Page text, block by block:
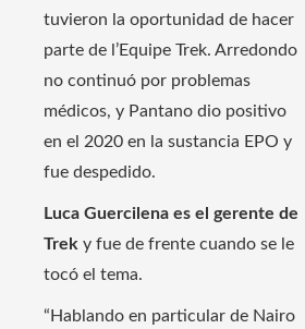
tuvieron la oportunidad de hacer
parte de l’Equipe Trek. Arredondo
no continuó por problemas
médicos, y Pantano dio positivo
en el 2020 en la sustancia EPO y
fue despedido.
Luca Guercilena es el gerente de
Trek y fue de frente cuando se le
tocó el tema.
“Hablando en particular de Nairo